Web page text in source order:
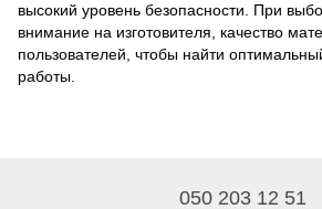
высокий уровень безопасности. При
внимание на изготовителя, качество
пользователей, чтобы найти
работы.
050 203 12 51